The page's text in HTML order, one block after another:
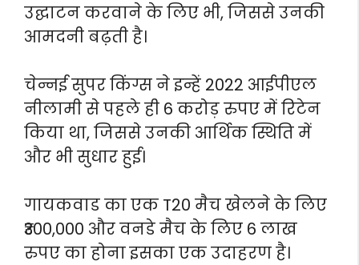
उद्घाटन करवाने के लिए भी, जिससे उनकी
आमदनी बढ़ती है।
चेन्नई सुपर किंग्स ने इन्हें 2022 आईपीएल
नीलामी से पहले ही 6 करोड़ रुपए में रिटेन
किया था, जिससे उनकी आर्थिक स्थिति में
और भी सुधार हुई।
गायकवाड का एक T20 मैच खेलने के लिए
₹300,000 और वनडे मैच के लिए 6 लाख
रुपए का होना इसका एक उदाहरण है।